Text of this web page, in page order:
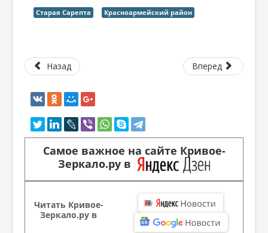
Старая Сарепта Красноармейский район
Назад Вперед
Самое важное на сайте Кривое-
Зеркало.ру в
Читать Кривое-
Зеркало.ру в